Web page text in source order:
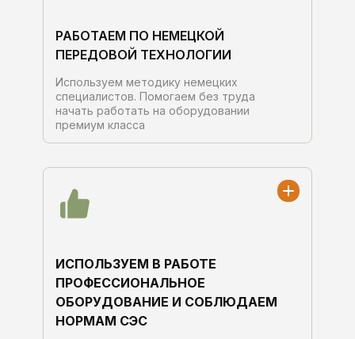
РАБОТАЕМ ПО НЕМЕЦКОЙ
ПЕРЕДОВОЙ ТЕХНОЛОГИИ
Используем методику немецких
специалистов. Помогаем без труда
начать работать на оборудовании
премиум класса
ИСПОЛЬЗУЕМ В РАБОТЕ
ПРОФЕССИОНАЛЬНОЕ
ОБОРУДОВАНИЕ И СОБЛЮДАЕМ
НОРМАМ СЭС